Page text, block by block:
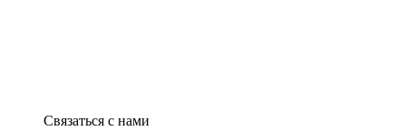
Связаться с нами